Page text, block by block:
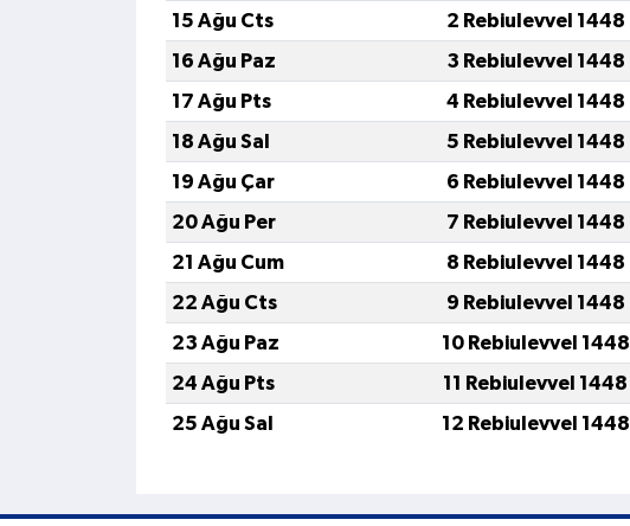
15 Ağu Cts
2 Rebiulevvel 1448
16 Ağu Paz
3 Rebiulevvel 1448
17 Ağu Pts
4 Rebiulevvel 1448
18 Ağu Sal
5 Rebiulevvel 1448
19 Ağu Çar
6 Rebiulevvel 1448
20 Ağu Per
7 Rebiulevvel 1448
21 Ağu Cum
8 Rebiulevvel 1448
22 Ağu Cts
9 Rebiulevvel 1448
23 Ağu Paz
10 Rebiulevvel 1448
24 Ağu Pts
11 Rebiulevvel 1448
25 Ağu Sal
12 Rebiulevvel 1448